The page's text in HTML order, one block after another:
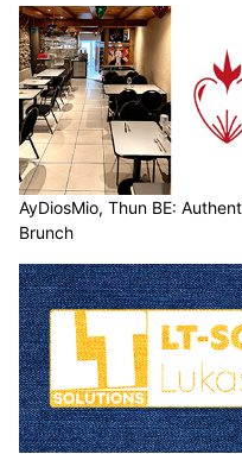
AyDiosMio, Thun BE:
Brunch